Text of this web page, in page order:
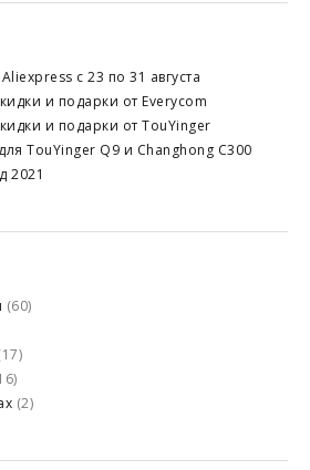
с 23 по 31 августа
и подарки от Everycom
и подарки от TouYinger
TouYinger Q9 и Changhong C300
2021
(60)
(2)